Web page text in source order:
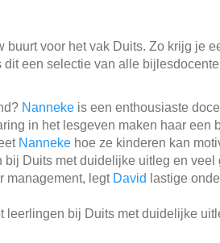
voor het vak Duits. Zo krijg je
een selectie van alle
Nanneke is een enthousiaste
in het lesgeven maken haar een
Nanneke hoe ze kinderen kan
Duits met duidelijke uitleg en veel
management, legt David lastige
leerlingen bij Duits met duidelijke